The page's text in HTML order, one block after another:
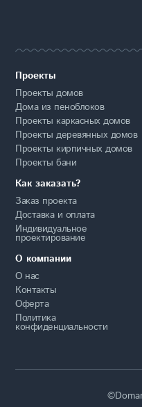
Проекты
Проекты домов
Дома из пеноблоков
Проекты каркасных домов
Проекты деревянных домов
Проекты кирпичных домов
Проекты бани
Как заказать?
Заказ проекта
Доставка и оплата
Индивидуальное
проектирование
О компании
О нас
Контакты
Оферта
Политика
конфиденциальности